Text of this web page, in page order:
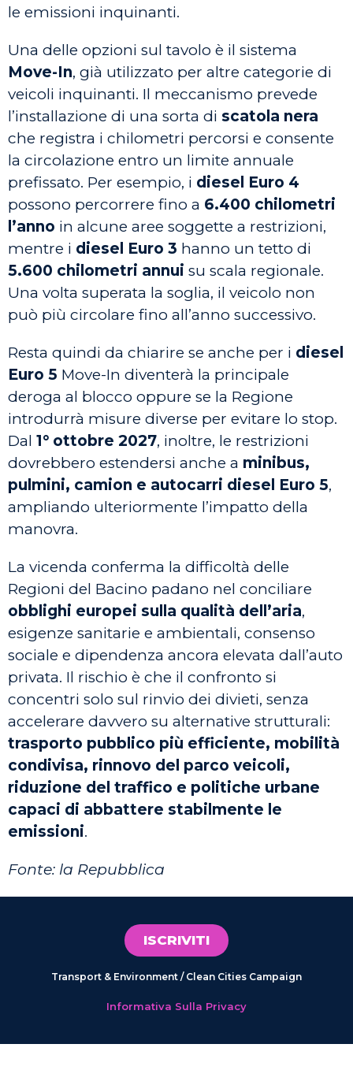
le emissioni inquinanti.
Una delle opzioni sul tavolo è il sistema
Move-In, già utilizzato per altre categorie di
veicoli inquinanti. Il meccanismo prevede
l’installazione di una sorta di scatola nera
che registra i chilometri percorsi e consente
la circolazione entro un limite annuale
prefissato. Per esempio, i diesel Euro 4
possono percorrere fino a 6.400 chilometri
l’anno in alcune aree soggette a restrizioni,
mentre i diesel Euro 3 hanno un tetto di
5.600 chilometri annui su scala regionale.
Una volta superata la soglia, il veicolo non
può più circolare fino all’anno successivo.
Resta quindi da chiarire se anche per i diesel
Euro 5 Move-In diventerà la principale
deroga al blocco oppure se la Regione
introdurrà misure diverse per evitare lo stop.
Dal 1° ottobre 2027, inoltre, le restrizioni
dovrebbero estendersi anche a minibus,
pulmini, camion e autocarri diesel Euro 5,
ampliando ulteriormente l’impatto della
manovra.
La vicenda conferma la difficoltà delle
Regioni del Bacino padano nel conciliare
obblighi europei sulla qualità dell’aria,
esigenze sanitarie e ambientali, consenso
sociale e dipendenza ancora elevata dall’auto
privata. Il rischio è che il confronto si
concentri solo sul rinvio dei divieti, senza
accelerare davvero su alternative strutturali:
trasporto pubblico più efficiente, mobilità
condivisa, rinnovo del parco veicoli,
riduzione del traffico e politiche urbane
capaci di abbattere stabilmente le
emissioni.
Fonte: la Repubblica
ISCRIVITI
Transport & Environment / Clean Cities Campaign
Informativa Sulla Privacy